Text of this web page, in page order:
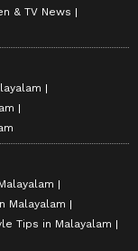
& TV News
Malayalam
Tips in Malayalam